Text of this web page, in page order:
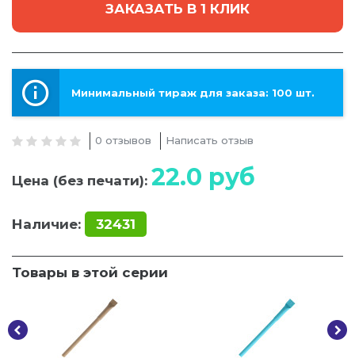
ЗАКАЗАТЬ В 1 КЛИК
Минимальный тираж для заказа: 100 шт.
0 отзывов Написать отзыв
Цена (без печати): 22.0 руб
Наличие: 32431
Товары в этой серии